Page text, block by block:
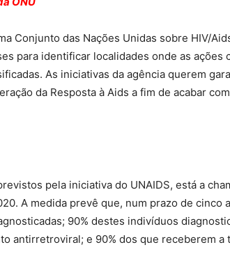
Conjunto das Nações Unidas sobre HIV/
para identificar localidades onde as ações
As iniciativas da agência querem
da Resposta à Aids a fim de acabar
pela iniciativa do UNAIDS, está a
A medida prevê que, num prazo de cinco
90% destes indivíduos
antirretroviral; e 90% dos que receberem a